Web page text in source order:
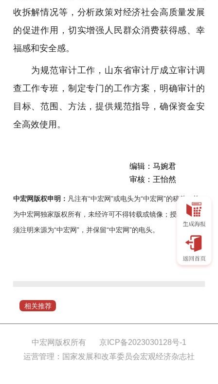
收拆解情况等，分析政策对经济社会高质量发展
的促进作用，切实增强人民群众消费获得感、幸
福感和安全感。
为规范审计工作，山东省审计厅成立审计调
查工作专班，制定专门的工作方案，明确审计的
目标、范围、方法，提供规范指导，确保资金安
全高效使用。
编辑：马婉君
审核：王怡然
中宏网版权申明： 凡注有“中宏网”或电头为“中宏网”的稿件，均
为中宏网独家版权所有，未经许可不得转载或镜像；授权转载必
须注明来源为“中宏网”，并保留“中宏网”的电头。
省
计
相关推荐
中宏网版权所有
京ICP备2023030128号-1
运营管理：国家发展和改革委员会宏观经济杂志社